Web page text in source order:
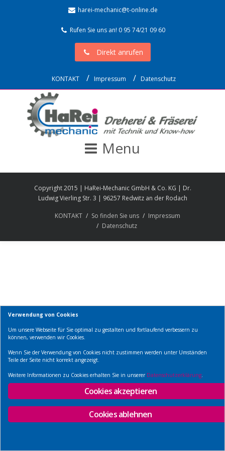
harei-mechanic@t-online.de
Rufen Sie uns an! 0 95 74/21 09 60
Direkt anrufen
KONTAKT Impressum Datenschutz
Menu
Copyright 2015 | HaRei-Mechanic GmbH & Co. KG | Dr.
Ludwig Vierling Str. 3 | 96257 Redwitz an der Rodach
KONTAKT So finden Sie uns
Impressum
Datenschutz
Verwendung von Cookies
Um unsere Webseite für Sie optimal zu gestalten und fortlaufend verbessern zu
können, verwenden wir Cookies.
Wenn Sie der Verwendung von Cookies nicht zustimmen werden unter Umständen
Teile der Seite nicht korrekt angezeigt.
Weitere Informationen zu Cookies erhalten Sie in unserer Datenschutzerklärung.
Cookies akzeptieren
Cookies ablehnen